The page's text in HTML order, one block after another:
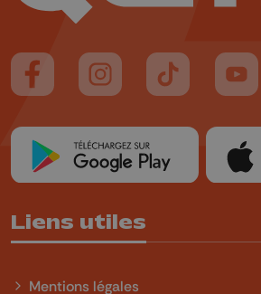
Suivez-nous sur FaceBook
Suivez-nous surSuivez-nous
Liens utiles
Mentions légales